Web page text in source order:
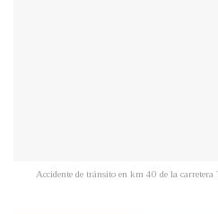
Accidente de tránsito en km 40 de la